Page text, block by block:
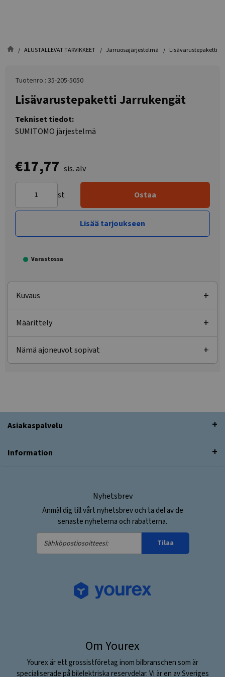
ALUSTALLEVAT TARVIKKEET Jarruosajärjestelmä Lisävarustepaketti
Tuotenro.: 35-205-5050
Lisävarustepaketti Jarrukengät
Tekniset tiedot:
SUMITOMO järjestelmä
€17,77 sis. alv
st Ostaa
Lisää tarjoukseen
Varastossa
Kuvaus
Määrittely
Nämä ajoneuvot sopivat
Asiakaspalvelu
Information
Nyhetsbrev
Anmäl dig till vårt nyhetsbrev och ta del av de
senaste nyheterna och rabatterna.
Sähköpostiosoitteesi:
Tilaa
Om Yourex
Yourex är ett grossistföretag inom bilbranschen som är
specialiserade på bilelektriska reservdelar. Vi är en av Sveriges